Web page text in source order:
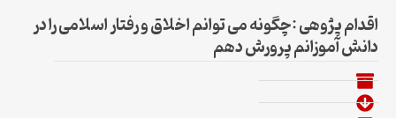
اقدام پژوهی :چگونه می توانم اخلاق و رفتار اسلامی را در
دانش آموزانم پرورش دهم